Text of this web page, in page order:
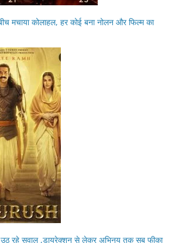
मचाया कोलाहल, हर कोई बना नोलन और फिल्म का
उठ रहे सवाल ,डायरेक्शन से लेकर अभिनय तक सब फीका